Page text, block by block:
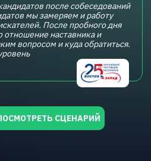
СЦЕНАРИЙ
после собеседований
мы замеряем и работу
После пробного дня
отношение наставника и
вопросом и куда обратиться.